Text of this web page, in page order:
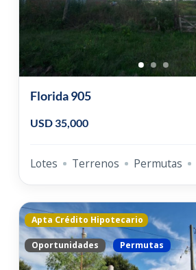
Florida 905
USD 35,000
Lotes Terrenos Permutas
Apta Crédito Hipotecario
Oportunidades Permutas